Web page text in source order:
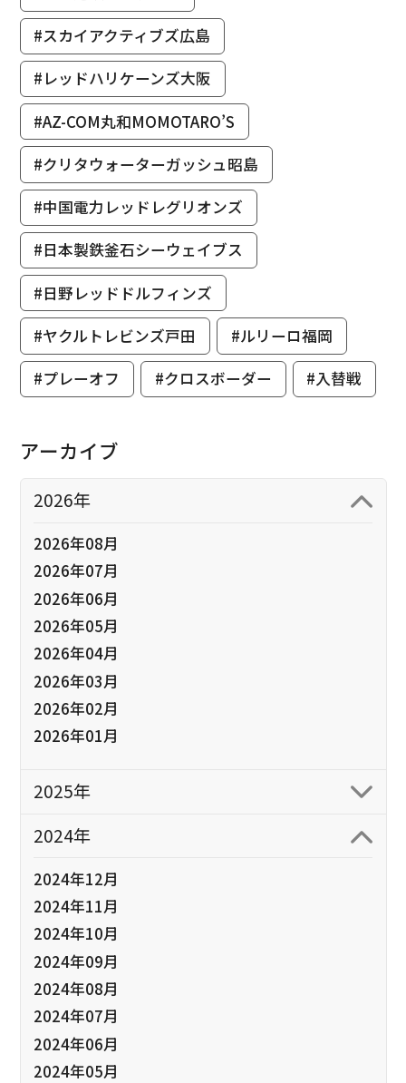
#スカイアクティブズ広島
#レッドハリケーンズ大阪
#AZ-COM丸和MOMOTARO’S
#クリタウォーターガッシュ昭島
#中国電力レッドレグリオンズ
#日本製鉄釜石シーウェイブス
#日野レッドドルフィンズ
#ヤクルトレビンズ戸田
#ルリーロ福岡
#プレーオフ
#クロスボーダー #入替戦
アーカイブ
2026年
2026年08月
2026年07月
2026年06月
2026年05月
2026年04月
2026年03月
2026年02月
2026年01月
2025年
2024年
2024年12月
2024年11月
2024年10月
2024年09月
2024年08月
2024年07月
2024年06月
2024年05月